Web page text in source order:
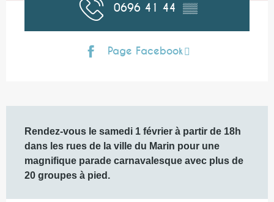
0696 41 44 ▒▒
Page Facebook
Rendez-vous le samedi 1 février à partir de 18h
dans les rues de la ville du Marin pour une
magnifique parade carnavalesque avec plus de
20 groupes à pied.